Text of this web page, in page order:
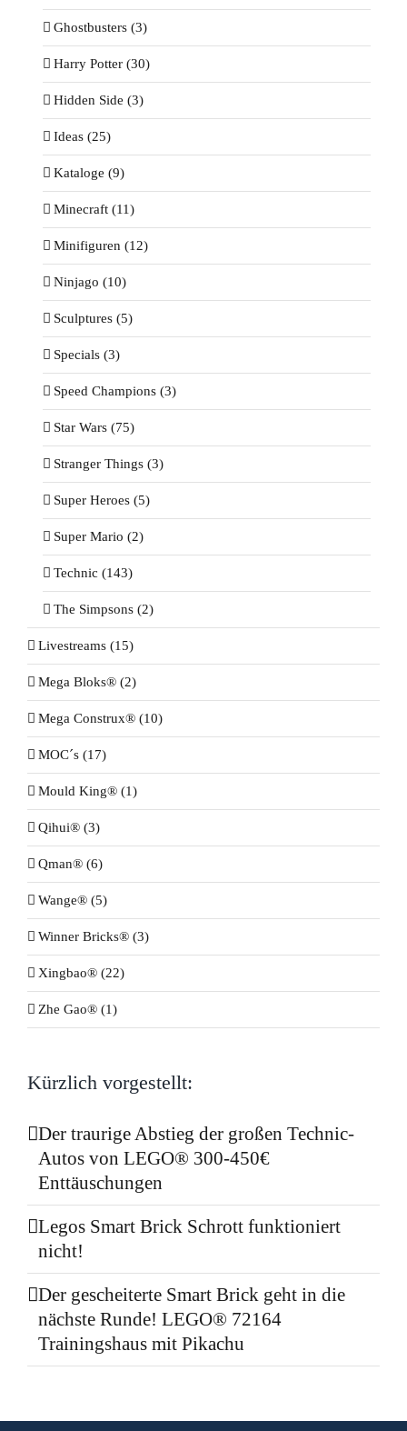
Ghostbusters (3)
Harry Potter (30)
Hidden Side (3)
Ideas (25)
Kataloge (9)
Minecraft (11)
Minifiguren (12)
Ninjago (10)
Sculptures (5)
Specials (3)
Speed Champions (3)
Star Wars (75)
Stranger Things (3)
Super Heroes (5)
Super Mario (2)
Technic (143)
The Simpsons (2)
Livestreams (15)
Mega Bloks® (2)
Mega Construx® (10)
MOC´s (17)
Mould King® (1)
Qihui® (3)
Qman® (6)
Wange® (5)
Winner Bricks® (3)
Xingbao® (22)
Zhe Gao® (1)
Kürzlich vorgestellt:
Der traurige Abstieg der großen Technic-
Autos von LEGO® 300-450€
Enttäuschungen
Legos Smart Brick Schrott funktioniert
nicht!
Der gescheiterte Smart Brick geht in die
nächste Runde! LEGO® 72164
Trainingshaus mit Pikachu